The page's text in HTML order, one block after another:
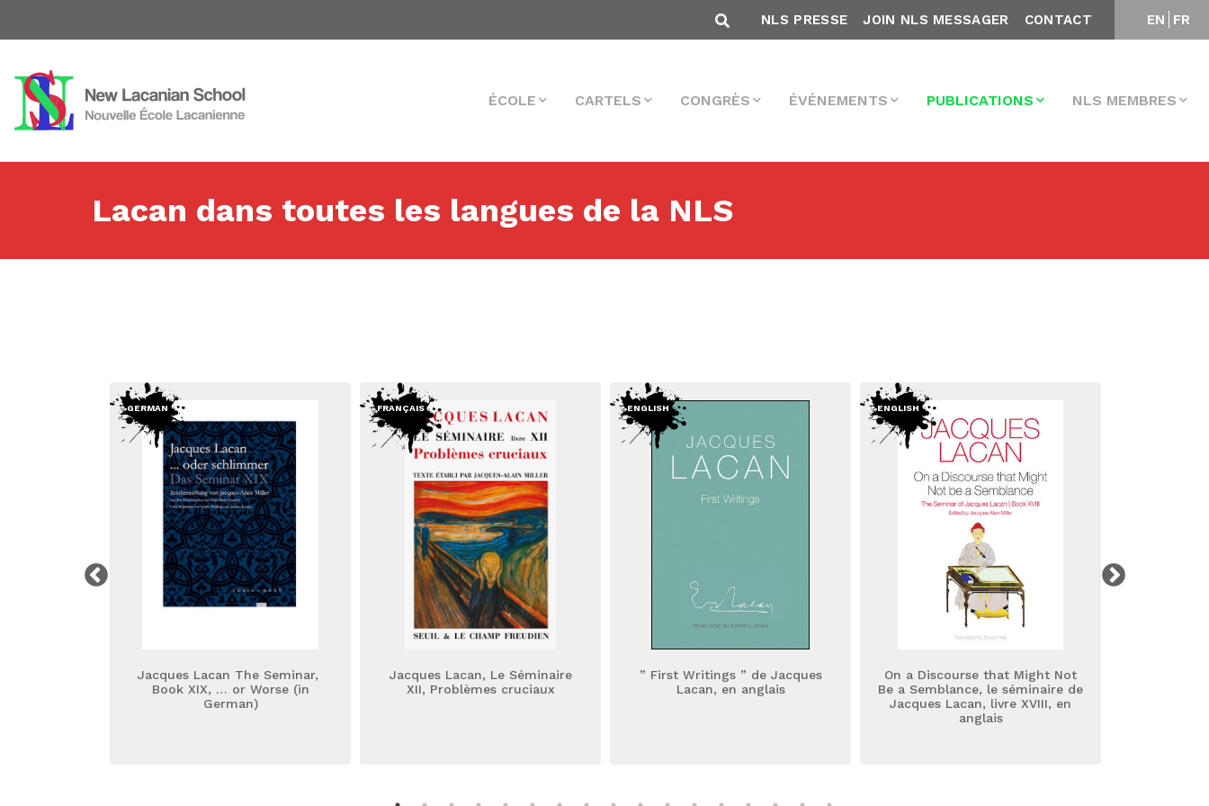
EN FR
NLS PRESSE JOIN NLS MESSAGER CONTACT
ÉCOLE CARTELS CONGRÈS ÉVÉNEMENTS PUBLICATIONS NLS MEMBRES
Lacan dans toutes les langues de la NLS
GERMAN
Jacques Lacan The Seminar,
Book XIX, … or Worse (in
German)
FRANÇAIS
Jacques Lacan, Le Séminaire
XII, Problèmes cruciaux
ENGLISH
” First Writings ” de Jacques
Lacan, en anglais
ENGLISH
On a Discourse that Might Not
Be a Semblance, le séminaire de
Jacques Lacan, livre XVIII, en
anglais